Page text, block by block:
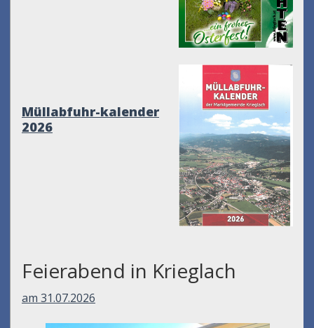
Müllabfuhr-kalender
2026
Feierabend in Krieglach
am 31.07.2026